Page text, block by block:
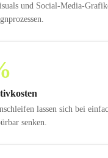
und Social-Media-
lassen sich bei
senken.